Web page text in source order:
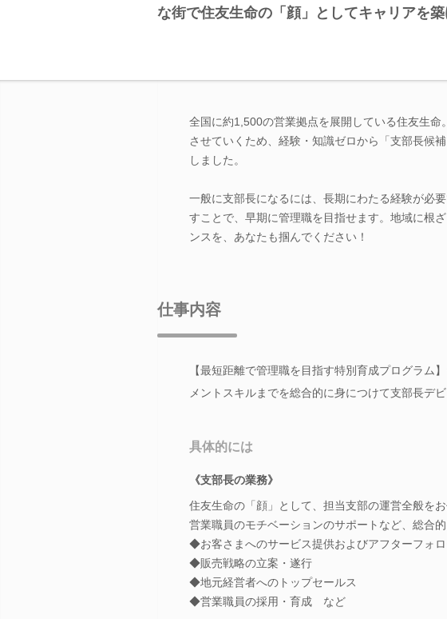
な街で住友生命の「顔」としてキャリアを築
全国に約1,500の営業拠点を展開している住友生
させていくため、経験・知識ゼロから「支部長候
しました。
一般に支部長になるには、長期にわたる経験が必
すことで、早期に管理職を目指せます。地域に根
ンスを、あなたも掴んでください！
仕事内容
【最短距離で管理職を目指す特別育成プログラ
メントスキルまでを総合的に身につけて支部長デビ
具体的には
《支部長の業務》
住友生命の「顔」として、担当支部の運営全般を
営業職員のモチベーションのサポートなど、総合
◆お客さまへのサービス提供およびアフターフォ
◆販売戦略の立案・遂行
◆地元経営者へのトップセールス
◆営業職員の採用・育成 など